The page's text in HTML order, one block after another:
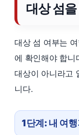
대상 섬
대상 섬 여부는
에 확인해야 합니
대상이 아니라고
니다.
1단계: 내 여